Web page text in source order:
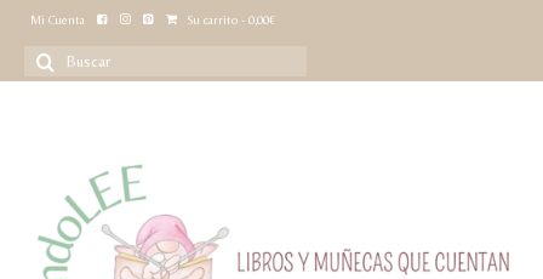
Mi Cuenta Su carrito - 0,00€
Buscar
por: